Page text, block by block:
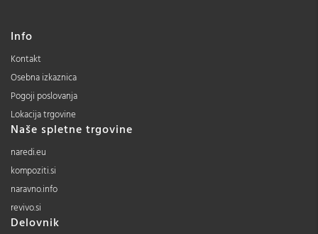
Info
Kontakt
Osebna izkaznica
Pogoji poslovanja
Lokacija trgovine
Naše spletne trgovine
naredi.eu
kompoziti.si
naravno.info
revivo.si
Delovnik